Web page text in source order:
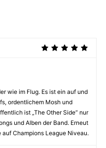
wie im Flug. Es ist ein auf und
ordentlichem Mosh und
ist „The Other Side“ nur
und Alben der Band. Erneut
Champions League Niveau.